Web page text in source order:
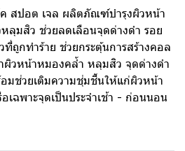
สปอต เจล ผลิตภัณฑ์บำรุงผิวหน้า
ลุมสิว ช่วยลดเลือนจุดด่างดำ รอย
ถูกทำร้าย ช่วยกระตุ้นการสร้างคอล
วหน้าหมองคล้ำ หลุมสิว จุดด่างดำ
มช่วยเติมความชุ่มชื้นให้แก่ผิวหน้า
เฉพาะจุดเป็นประจำเช้า - ก่อนนอน